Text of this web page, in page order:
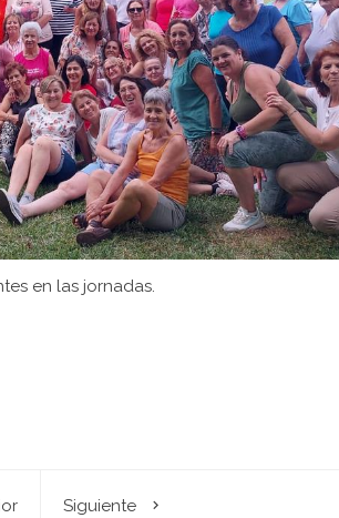
en las jornadas.
Siguiente